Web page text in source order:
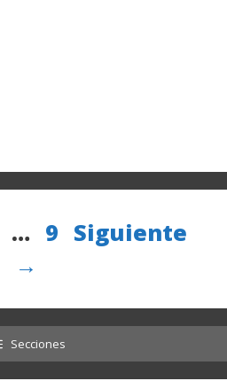
… Página
9 Siguiente
→
Secciones